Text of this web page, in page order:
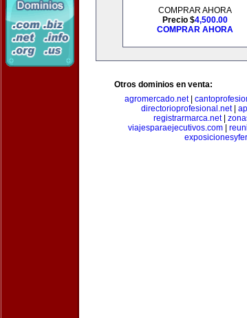
COMPRAR AHORA
Precio $4,500.00
COMPRAR AHORA
Otros dominios en venta:
agromercado.net|
directorioprofesional.net|
registrarmarca.net|
viajesparaejecutivos.com|